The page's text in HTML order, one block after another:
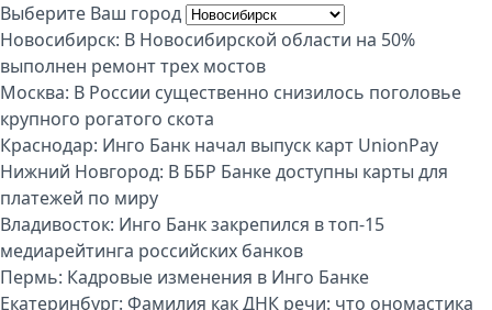
Выберите Ваш город
Новосибирск: В Новосибирской области на 50%
выполнен ремонт трех мостов
Москва: В России существенно снизилось поголовье
крупного рогатого скота
Краснодар: Инго Банк начал выпуск карт UnionPay
Нижний Новгород: В ББР Банке доступны карты для
платежей по миру
Владивосток: Инго Банк закрепился в топ-15
медиарейтинга российских банков
Пермь: Кадровые изменения в Инго Банке
Екатеринбург: Фамилия как ДНК речи: что ономастика